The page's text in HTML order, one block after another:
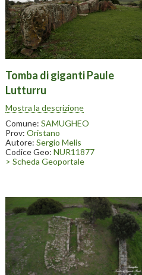
Tomba di giganti Paule
Lutturru
Scavata nel 1996-97. Nelle vicinanze
sono state ritrovate numerose statue
menhir conservate in parte presso il
museo dell’arte tessile in Samugheo
Mostra la descrizione
Comune: SAMUGHEO
Prov: Oristano
Autore: Sergio Melis
Codice Geo: NUR11877
> Scheda Geoportale